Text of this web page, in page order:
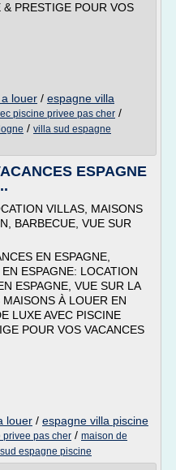
& PRESTIGE POUR VOS
louer / espagne villa
piscine privee pas cher /
/ villa sud espagne
ESPAGNE
VILLAS, MAISONS
BARBECUE, VUE SUR
EN ESPAGNE,
ESPAGNE: LOCATION
ESPAGNE, VUE SUR LA
À LOUER EN
LUXE AVEC PISCINE
POUR VOS VACANCES
louer / espagne villa piscine
pas cher / maison de
espagne piscine